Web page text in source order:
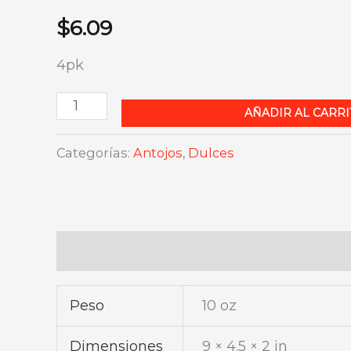
$6.09
4pk
Mini
Donas
Plain
AÑADIR AL
Categorías: Antojos, Dulces
Peso 10 oz
Dimensiones 9 × 4.5 × 2 in